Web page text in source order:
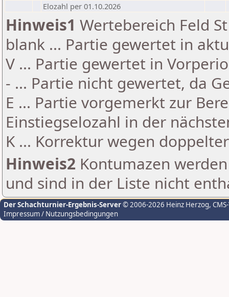
Elozahl per 01.10.2026
Hinweis1 Wertebereich Feld
blank ... Partie gewertet in
V ... Partie gewertet in
- ... Partie nicht gewertet, da
E ... Partie vorgemerkt zur
Einstiegselozahl in der
K ... Korrektur wegen
Hinweis2 Kontumazen
und sind in der Liste nicht
Der Schachturnier-Ergebnis-Server© 2006-2026 Heinz Herzog,
Impressum / Nutzungsbedingungen